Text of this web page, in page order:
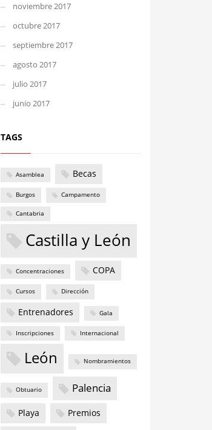
noviembre 2017
octubre 2017
septiembre 2017
agosto 2017
julio 2017
junio 2017
TAGS
Asamblea Becas
Burgos Campamento
Cantabria
Castilla y León
Concentraciones COPA
Cursos Dirección
Entrenadores Gala
Inscripciones Internacional
León Nombramientos
Obtuario Palencia
Playa Premios